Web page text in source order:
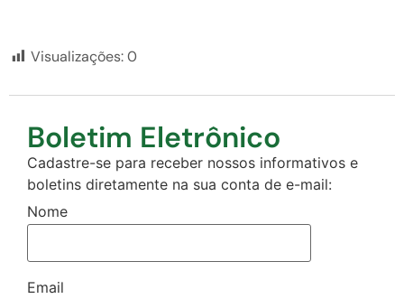
Visualizações:0
Boletim Eletrônico
Cadastre-se para receber nossos informativos e
boletins diretamente na sua conta de e-mail:
Nome
Email